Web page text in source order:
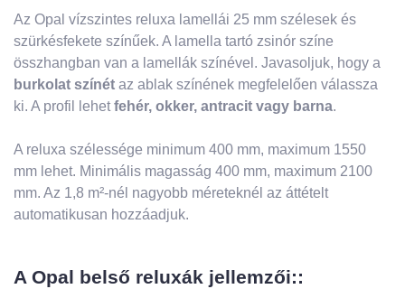
Az Opal vízszintes reluxa lamellái 25 mm szélesek és
szürkésfekete színűek. A lamella tartó zsinór színe
összhangban van a lamellák színével. Javasoljuk, hogy a
burkolat színét az ablak színének megfelelően válassza
ki. A profil lehetfehér, okker, antracit vagy barna.
A reluxa szélessége minimum 400 mm, maximum 1550
mm lehet. Minimális magasság 400 mm, maximum 2100
mm. Az 1,8 m²-nél nagyobb méreteknél az áttételt
automatikusan hozzáadjuk.
A Opal belső reluxák jellemzői::